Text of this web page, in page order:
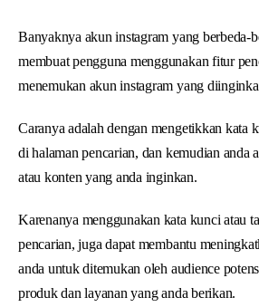
Banyaknya akun instagram yang berbeda-
membuat pengguna menggunakan fitur
menemukan akun instagram yang
Caranya adalah dengan mengetikkan kata
di halaman pencarian, dan kemudian anda
atau konten yang anda inginkan.
Karenanya menggunakan kata kunci atau
pencarian, juga dapat membantu
anda untuk ditemukan oleh audience
produk dan layanan yang anda berikan.